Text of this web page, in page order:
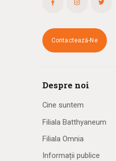
Contactează-Ne
Despre noi
Cine suntem
Filiala Batthyaneum
Filiala Omnia
Informații publice